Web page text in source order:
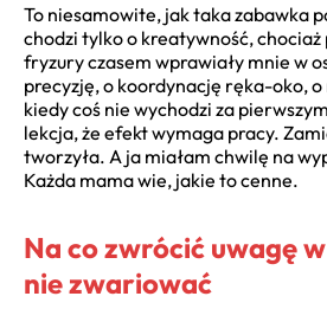
To niesamowite, jak taka zabawka
chodzi tylko o kreatywność, chociaż
fryzury czasem wprawiały mnie w
precyzję, o koordynację ręka-oko,
kiedy coś nie wychodzi za
lekcja, że efekt wymaga pracy.
tworzyła. A ja miałam chwilę na
Każda mama wie, jakie to cenne.
Na co zwrócić uwagę
nie zwariować